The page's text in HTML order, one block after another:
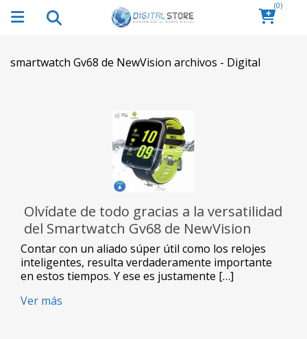
(0)
smartwatch Gv68 de NewVision archivos - Digital
Olvídate de todo gracias a la versatilidad
del Smartwatch Gv68 de NewVision
Contar con un aliado súper útil como los relojes
inteligentes, resulta verdaderamente importante
en estos tiempos. Y ese es justamente […]
Ver más